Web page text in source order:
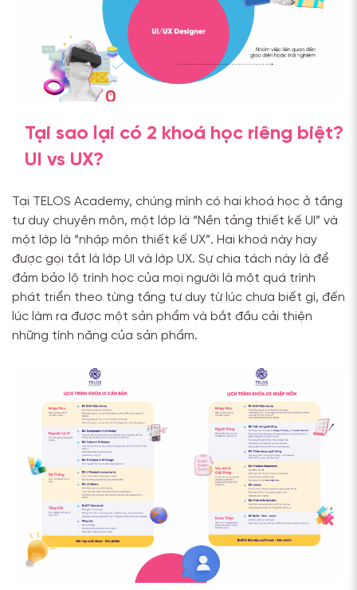
Tại sao lại có 2 khoá học riêng biệt?
UI vs UX?
Tại TELOS Academy, chúng mình có hai khoá học ở tầng
tư duy chuyên môn, một lớp là “Nền tảng thiết kế UI” và
một lớp là “nhập môn thiết kế UX”. Hai khoá này hay
được gọi tắt là lớp UI và lớp UX. Sự chia tách này là để
đảm bảo lộ trình học của mọi người là một quá trình
phát triển theo từng tầng tư duy từ lúc chưa biết gì, đến
lúc làm ra được một sản phẩm và bắt đầu cải thiện
những tính năng của sản phẩm.